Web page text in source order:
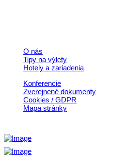
O nás
Tipy na výlety
Hotely a zariadenia
Konferencie
Zverejnené dokumenty
Cookies / GDPR
Mapa stránky